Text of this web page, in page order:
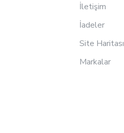
İletişim
İadeler
Site Haritası
Markalar